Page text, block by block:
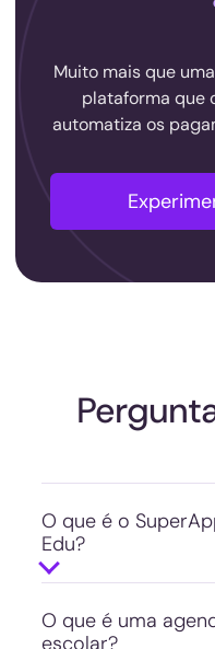
Muito mais que
plataforma que
automatiza os
O que é o
Edu?
O SuperApp da
pagamentos digitais
um único
O que é uma
escolar?